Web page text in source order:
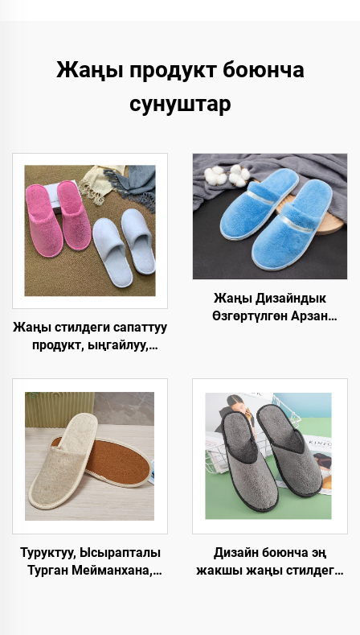
Жаңы продукт боюнча
сунуштар
Жаңы стилдеги сапаттуу
продукт, ыңгайлуу,
кыймылбаган, бир
жолго тийиштүү люкс
отелиндеги шеттерди
такталоо
Жаңы Дизайндык
Өзгөртүлгөн Арзан
Авиакомпаниялар үчүн
Мейманкана үчүн
Туруктуу, Ысырапталы
Турган Мейманхана,
Дизайн боюнча эң
жакшы жаңы стилдеги,